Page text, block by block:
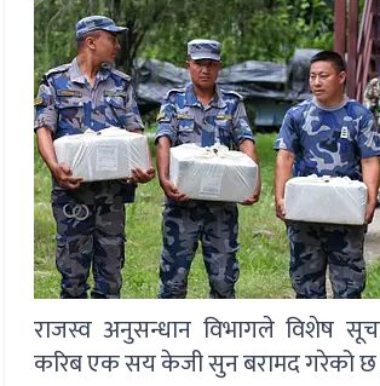
राजस्व अनुसन्धान विभागले विशेष
करिब एक सय केजी सुन बरामद गरेको